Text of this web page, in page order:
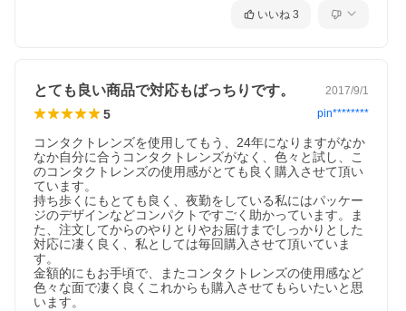
いいね 3
とても良い商品で対応もばっちりです。 2017/9/1
5 pin********
コンタクトレンズを使用してもう、24年になりますがなか
なか自分に合うコンタクトレンズがなく、色々と試し、こ
のコンタクトレンズの使用感がとても良く購入させて頂い
ています。
持ち歩くにもとても良く、夜勤をしている私にはパッケー
ジのデザインなどコンパクトですごく助かっています。ま
た、注文してからのやりとりやお届けまでしっかりとした
対応に凄く良く、私としては毎回購入させて頂いていま
す。
金額的にもお手頃で、またコンタクトレンズの使用感など
色々な面で凄く良くこれからも購入させてもらいたいと思
います。